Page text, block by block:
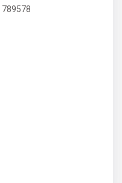
789578